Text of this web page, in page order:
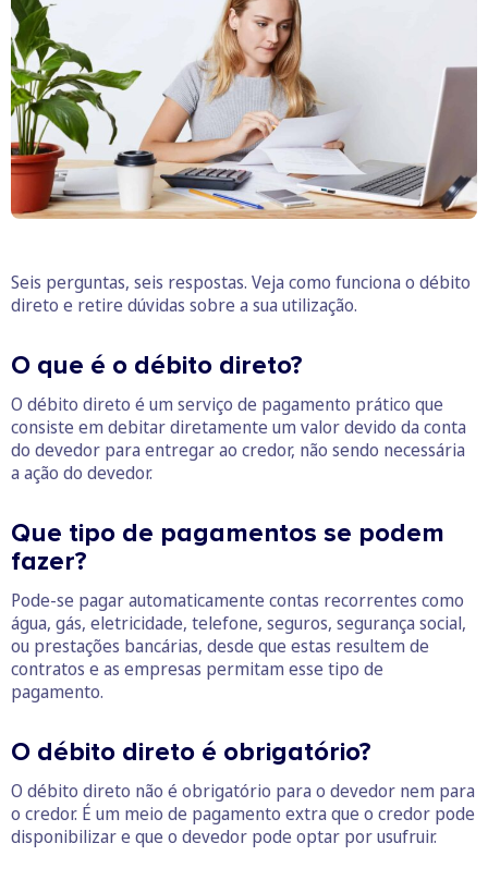
Seis perguntas, seis respostas. Veja como funciona o débito
direto e retire dúvidas sobre a sua utilização.
O que é o débito direto?
O débito direto é um serviço de pagamento prático que
consiste em debitar diretamente um valor devido da conta
do devedor para entregar ao credor, não sendo necessária
a ação do devedor.
Que tipo de pagamentos se podem
fazer?
Pode-se pagar automaticamente contas recorrentes como
água, gás, eletricidade, telefone, seguros, segurança social,
ou prestações bancárias, desde que estas resultem de
contratos e as empresas permitam esse tipo de
pagamento.
O débito direto é obrigatório?
O débito direto não é obrigatório para o devedor nem para
o credor. É um meio de pagamento extra que o credor pode
disponibilizar e que o devedor pode optar por usufruir.